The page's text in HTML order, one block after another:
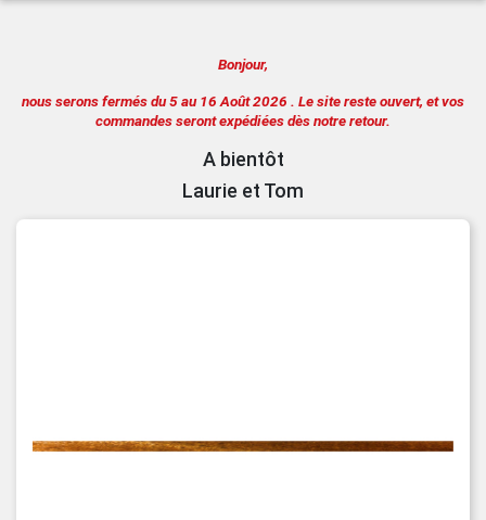
Bonjour,
nous serons fermés du 5 au 16 Août 2026 . Le site reste ouvert, et vos
commandes seront expédiées dès notre retour.
A bientôt
Laurie et Tom